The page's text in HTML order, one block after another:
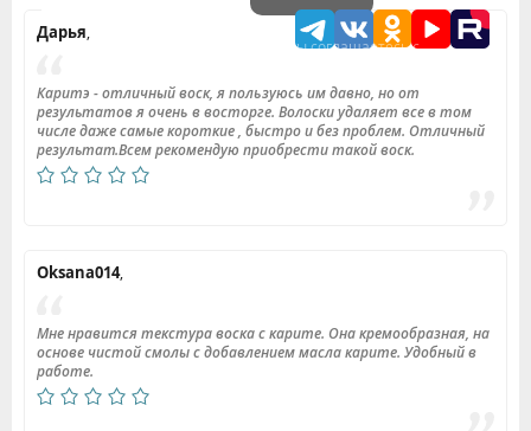
Подтверждая данные формы Вы соглашаетесь с
Дарья,
Каритэ - отличный воск, я пользуюсь им давно, но от
результатов я очень в восторге. Волоски удаляет все в том
числе даже самые короткие , быстро и без проблем. Отличный
результат.Всем рекомендую приобрести такой воск.
Oksana014,
Мне нравится текстура воска с карите. Она кремообразная, на
основе чистой смолы с добавлением масла карите. Удобный в
работе.